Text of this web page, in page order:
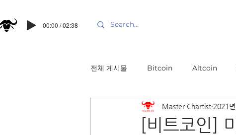
00:00 / 02:38
전체 게시물 Bitcoin Altcoin
[비트코인]
Master Chartist 2021